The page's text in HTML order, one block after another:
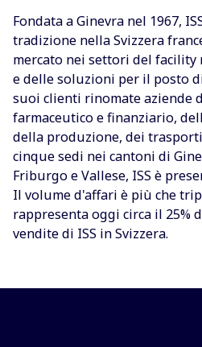
Fondata a Ginevra nel 1967,
tradizione nella Svizzera
mercato nei settori del
e delle soluzioni per il posto
suoi clienti rinomate aziende
farmaceutico e finanziario,
della produzione, dei
cinque sedi nei cantoni di
Friburgo e Vallese, ISS è
Il volume d'affari è più che
rappresenta oggi circa il 25%
vendite di ISS in Svizzera.